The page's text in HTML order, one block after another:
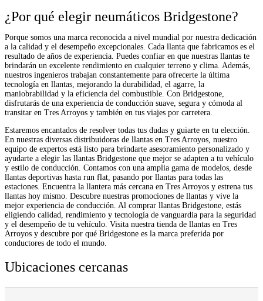
¿Por qué elegir neumáticos Bridgestone?
Porque somos una marca reconocida a nivel mundial por nuestra dedicación
a la calidad y el desempeño excepcionales. Cada llanta que fabricamos es el
resultado de años de experiencia. Puedes confiar en que nuestras llantas te
brindarán un excelente rendimiento en cualquier terreno y clima. Además,
nuestros ingenieros trabajan constantemente para ofrecerte la última
tecnología en llantas, mejorando la durabilidad, el agarre, la
maniobrabilidad y la eficiencia del combustible. Con Bridgestone,
disfrutarás de una experiencia de conducción suave, segura y cómoda al
transitar en Tres Arroyos y también en tus viajes por carretera.
Estaremos encantados de resolver todas tus dudas y guiarte en tu elección.
En nuestras diversas distribuidoras de llantas en Tres Arroyos, nuestro
equipo de expertos está listo para brindarte asesoramiento personalizado y
ayudarte a elegir las llantas Bridgestone que mejor se adapten a tu vehículo
y estilo de conducción. Contamos con una amplia gama de modelos, desde
llantas deportivas hasta run flat, pasando por llantas para todas las
estaciones. Encuentra la llantera más cercana en Tres Arroyos y estrena tus
llantas hoy mismo. Descubre nuestras promociones de llantas y vive la
mejor experiencia de conducción. Al comprar llantas Bridgestone, estás
eligiendo calidad, rendimiento y tecnología de vanguardia para la seguridad
y el desempeño de tu vehículo. Visita nuestra tienda de llantas en Tres
Arroyos y descubre por qué Bridgestone es la marca preferida por
conductores de todo el mundo.
Ubicaciones cercanas